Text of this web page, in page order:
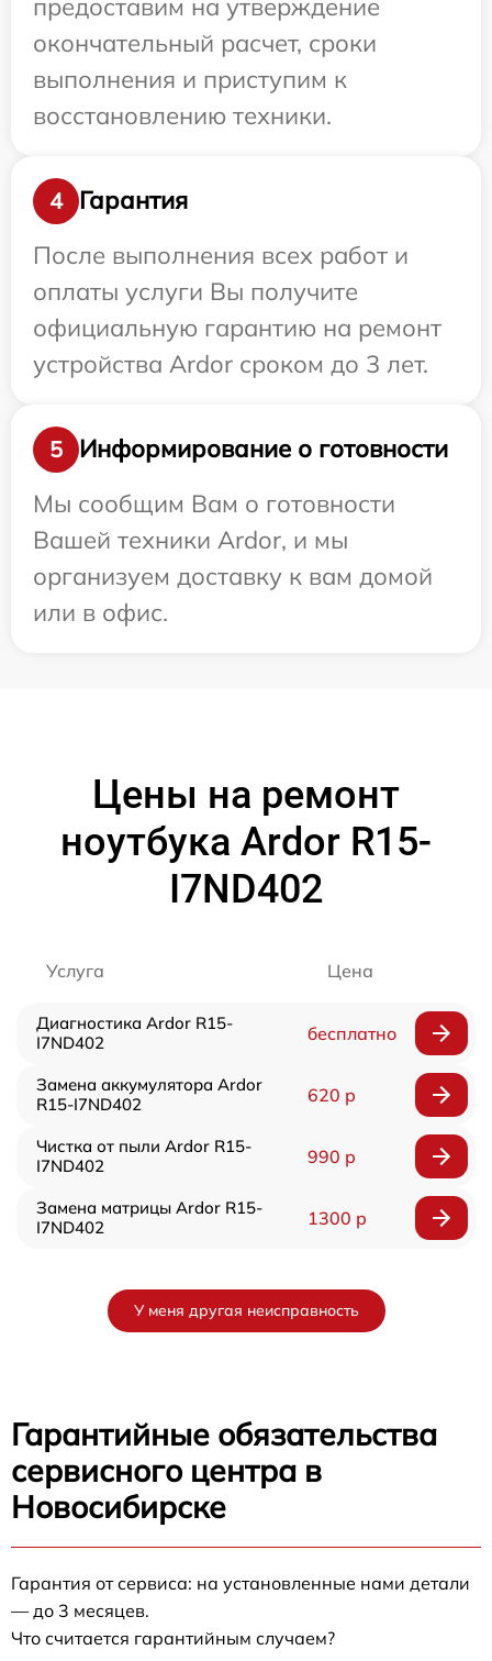
предоставим на утверждение
окончательный расчет, сроки
выполнения и приступим к
восстановлению техники.
4
Гарантия
После выполнения всех работ и
оплаты услуги Вы получите
официальную гарантию на ремонт
устройства Ardor сроком до 3 лет.
5
Информирование о готовности
Мы сообщим Вам о готовности
Вашей техники Ardor, и мы
организуем доставку к вам домой
или в офис.
Цены на ремонт
ноутбука Ardor R15-
I7ND402
Услуга Цена
Диагностика Ardor R15-
I7ND402
бесплатно
Замена аккумулятора Ardor
R15-I7ND402
620 р
Чистка от пыли Ardor R15-
I7ND402
990 р
Замена матрицы Ardor R15-
I7ND402
1300 р
У меня другая неисправность
Гарантийные обязательства
сервисного центра в
Новосибирске
Гарантия от сервиса: на установленные нами детали
— до 3 месяцев.
Что считается гарантийным случаем?